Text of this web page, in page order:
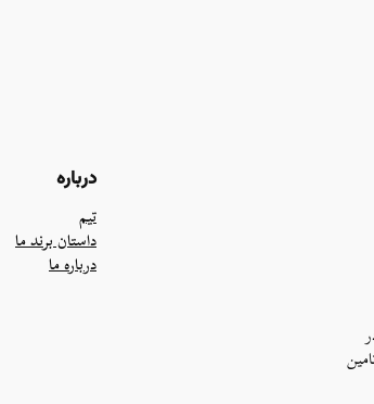
در
درباره
تیم
داستان برند ما
درباره ما